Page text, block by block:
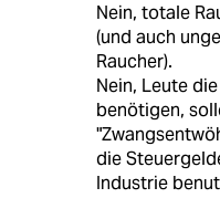
Nein, totale
(und auch
Raucher).
Nein, Leute
benötigen,
die
Industrie